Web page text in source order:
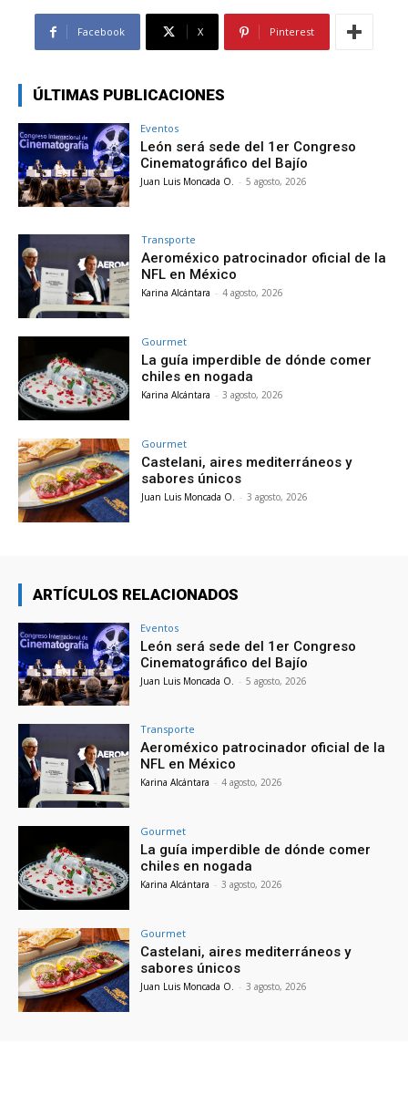
Facebook X Pinterest
ÚLTIMAS PUBLICACIONES
Eventos
León será sede del 1er Congreso
Cinematográfico del Bajío
Juan Luis Moncada O. - 5 agosto, 2026
Transporte
Aeroméxico patrocinador oficial de la
NFL en México
Karina Alcántara - 4 agosto, 2026
Gourmet
La guía imperdible de dónde comer
chiles en nogada
Karina Alcántara - 3 agosto, 2026
Gourmet
Castelani, aires mediterráneos y
sabores únicos
Juan Luis Moncada O. - 3 agosto, 2026
ARTÍCULOS RELACIONADOS
Eventos
León será sede del 1er Congreso
Cinematográfico del Bajío
Juan Luis Moncada O. - 5 agosto, 2026
Transporte
Aeroméxico patrocinador oficial de la
NFL en México
Karina Alcántara - 4 agosto, 2026
Gourmet
La guía imperdible de dónde comer
chiles en nogada
Karina Alcántara - 3 agosto, 2026
Gourmet
Castelani, aires mediterráneos y
sabores únicos
Juan Luis Moncada O. - 3 agosto, 2026